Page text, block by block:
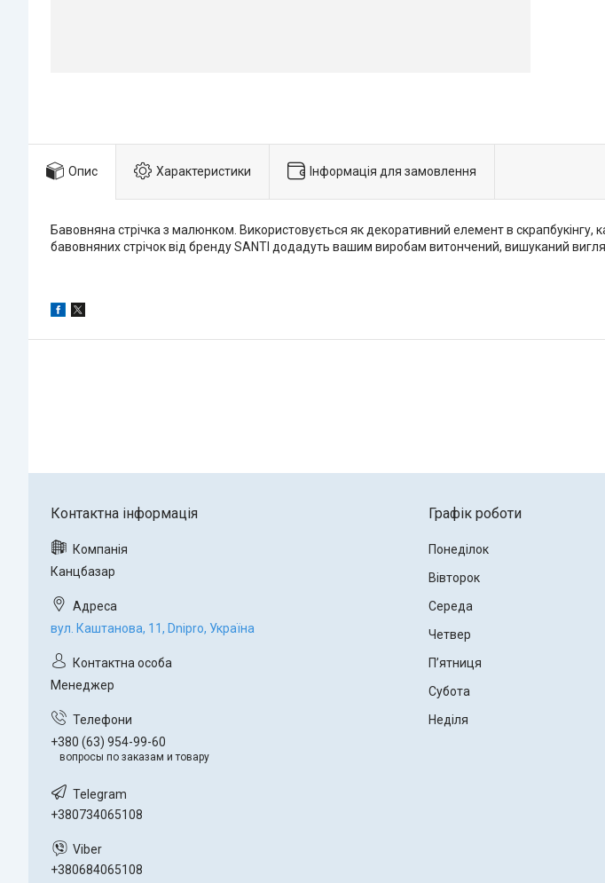
Опис Характеристики Інформація для замовлення
Бавовняна стрічка з малюнком. Використовується як декоративний елемент в
бавовняних стрічок від бренду SANTI додадуть вашим виробам витончений, вишуканий
Канцбазар
вул. Каштанова, 11, Dnipro, Україна
Менеджер
+380 (63) 954-99-60
вопросы по заказам и товару
+380734065108
+380684065108
Графік роботи
Понеділок
Вівторок
Середа
Четвер
Пʼятниця
Субота
Неділя